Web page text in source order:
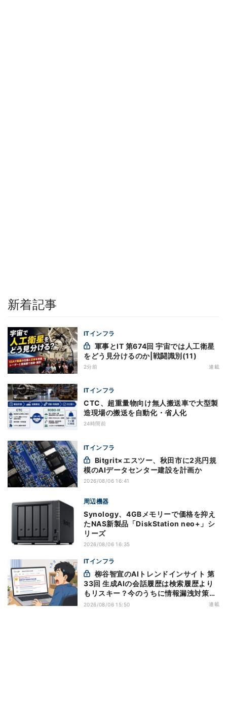
新着記事
ITインフラ
をどう見分けるのか|戦闘識別(11)
2分前 連載
ITインフラ
CTC、超重量物向け無人搬送車で大型製
造現場の搬送を自動化・省人化
24時間前
ITインフラ
模のAIデータセンター建設を計画か
2026/08/06 16:41
周辺機器
Synology、4GBメモリーで価格を抑え
たNAS新製品「DiskStation neo+」シ
リーズ
2026/08/06 16:35
ITインフラ
33回 生成AIの会話履歴は検索履歴より
もリスキー？今のうちに情報漏洩対策を
万全にしておこう
2026/08/06 15:50 連載